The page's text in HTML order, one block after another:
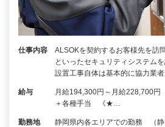
仕事内容
ALSOKを契約するお客様先を訪
といったセキュリティシステム
設置工事自体は基本的に協力業
給与
月給194,300円～月給228,700円
＋各種手当 《★…
勤務地
静岡県内各エリアでの勤務 （